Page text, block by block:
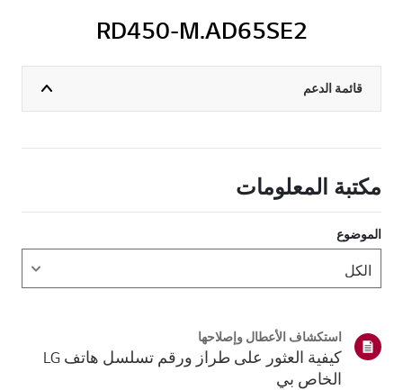
RD450-M.AD65SE2
قائمة الدعم
مكتبة المعلومات
الموضوع
استكشاف الأعطال وإصلاحها
كيفية العثور على طراز ورقم تسلسل هاتف LG
الخاص بي